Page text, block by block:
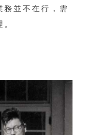
務並不在行，需